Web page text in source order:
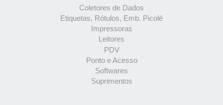
Coletores de Dados
Etiquetas, Rótulos, Emb. Picolé
Impressoras
Leitores
PDV
Ponto e Acesso
Softwares
Suprimentos